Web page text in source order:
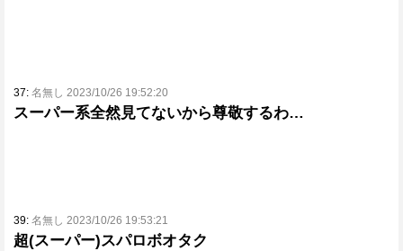
37: 名無し 2023/10/26 19:52:20
スーパー系全然見てないから尊敬するわ…
39: 名無し 2023/10/26 19:53:21
超(スーパー)スパロボオタク